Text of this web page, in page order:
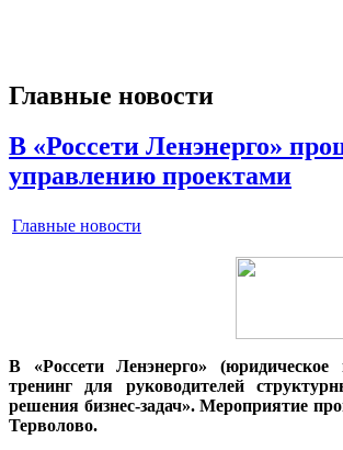
Главные новости
В «Россети Ленэнерго»
управлению проектами
Главные новости
В «Россети Ленэнерго»
тренинг для руководителей
решения бизнес-задач». Мероприятие
Терволово.